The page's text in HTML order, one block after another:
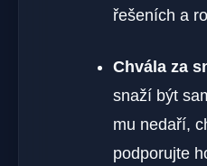
řešeních a
Chvála za
snaží být
mu nedaří,
podporujte